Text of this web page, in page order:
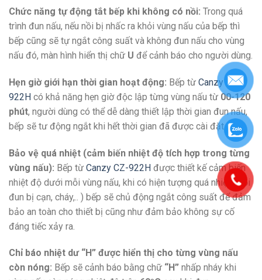
Chức năng tự động tắt bếp khi không có nồi: Trong quá
trình đun nấu, nếu nồi bị nhấc ra khỏi vùng nấu của bếp thì
bếp cũng sẽ tự ngắt công suất và không đun nấu cho vùng
nấu đó, màn hình hiển thị chữ U để cảnh báo cho người dùng.
Hẹn giờ giới hạn thời gian hoạt động: Bếp từ Canzy CZ-
922H có khả năng hẹn giờ độc lập từng vùng nấu từ 00-120
phút, người dùng có thể dễ dàng thiết lập thời gian đun nấu,
bếp sẽ tư động ngắt khi hết thời gian đã được cài đặt
Bảo vệ quá nhiệt (cảm biến nhiệt độ tích hợp trong từng
vùng nấu): Bếp từ Canzy CZ-922H được thiết kế cảm biến
nhiệt độ dưới mỗi vùng nấu, khi có hiện tượng quá nhiệt ( nồi
đun bị cạn, cháy,.. ) bếp sẽ chủ động ngắt công suất để đảm
bảo an toàn cho thiết bị cũng như đảm bảo không sự cố
đáng tiếc xảy ra.
Chỉ báo nhiệt dư “H” được hiển thị cho từng vùng nấu
còn nóng: Bếp sẽ cảnh báo bằng chữ “H” nhấp nháy khi